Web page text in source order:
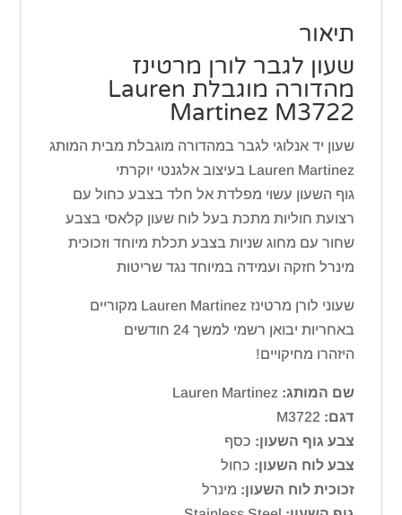
תיאור
שעון לגבר לורן מרטינז
מהדורה מוגבלת Lauren
Martinez M3722
שעון יד אנלוגי לגבר במהדורה מוגבלת מבית המותג
Lauren Martinez בעיצוב אלגנטי יוקרתי
גוף השעון עשוי מפלדת אל חלד בצבע כחול עם
רצועת חוליות מתכת בעל לוח שעון קלאסי בצבע
שחור עם מחוג שניות בצבע תכלת מיוחד וזכוכית
מינרל חזקה ועמידה במיוחד נגד שריטות
שעוני לורן מרטינז Lauren Martinez מקוריים
באחריות יבואן רשמי למשך 24 חודשים
היזהרו מחיקויים!
שם המותג:
דגם: M3722
צבע גוף השעון: כסף
צבע לוח השעון: כחול
זכוכית לוח השעון: מינרל